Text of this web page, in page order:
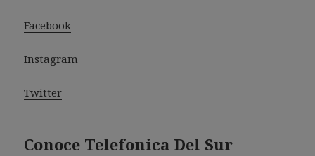
Facebook
Instagram
Twitter
Conoce Telefonica Del Sur